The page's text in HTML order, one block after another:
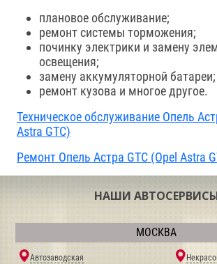
плановое обслуживание;
ремонт системы торможения;
починку электрики и замену
освещения;
замену аккумуляторной батареи;
ремонт кузова и многое другое.
Техническое обслуживание Опель
Astra GTC)
Ремонт Опель Астра GTC (Opel Astra
НАШИ
МОСКВА
Автозаводская